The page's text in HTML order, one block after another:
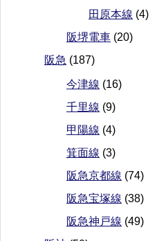
田原本線 (4)
阪堺電車 (20)
阪急 (187)
今津線 (16)
千里線 (9)
甲陽線 (4)
箕面線 (3)
阪急京都線 (74)
阪急宝塚線 (38)
阪急神戸線 (49)